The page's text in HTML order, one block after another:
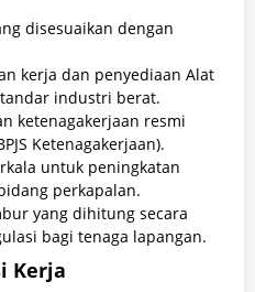
disesuaikan dengan
kerja dan penyediaan Alat
industri berat.
ketenagakerjaan resmi
Ketenagakerjaan).
untuk peningkatan
perkapalan.
yang dihitung secara
bagi tenaga lapangan.
Kerja